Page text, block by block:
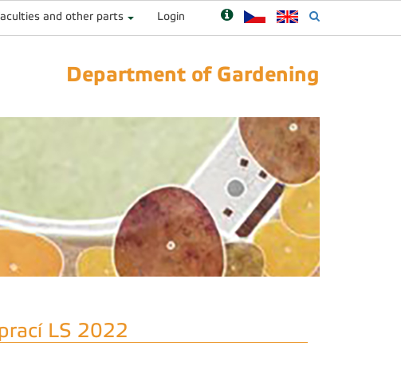
and other parts Login
Department of Gardening
LS 2022